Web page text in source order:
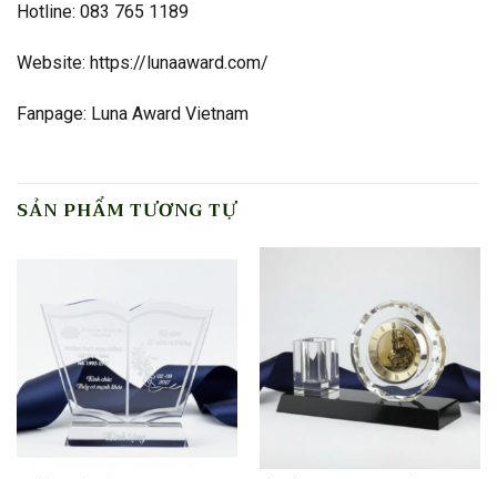
Hotline: 083 765 1189
Website: https://lunaaward.com/
Fanpage: Luna Award Vietnam
SẢN PHẨM TƯƠNG TỰ